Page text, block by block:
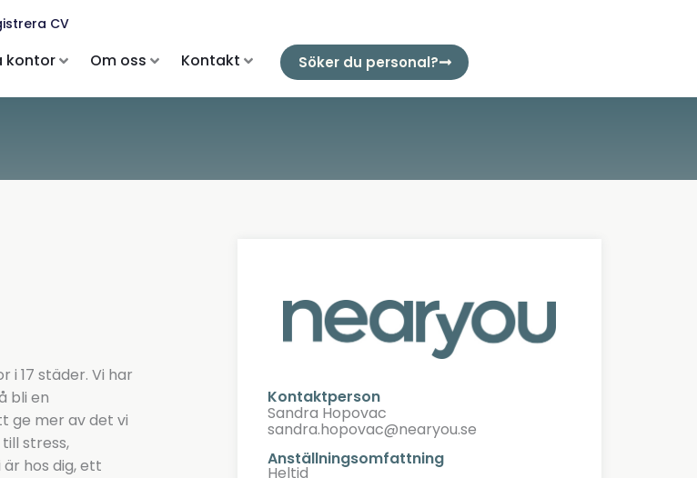
CV
kontor Om oss Kontakt Söker du personal?
17 städer. Vi har
bli en
ge mer av det vi
stress,
hos dig, ett
Kontaktperson
Sandra Hopovac
sandra.hopovac@nearyou.se
Anställningsomfattning
Heltid